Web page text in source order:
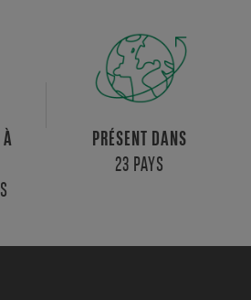
À
PRÉSENT DANS
23 PAYS